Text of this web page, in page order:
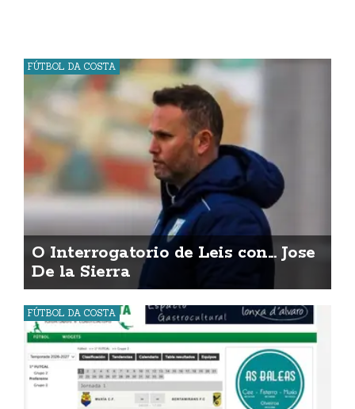
FÚTBOL DA COSTA
O Interrogatorio de Leis con... Jose
De la Sierra
FÚTBOL DA COSTA